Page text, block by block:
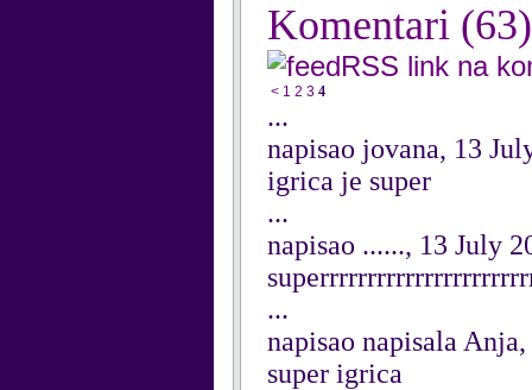
Komentari (63)
RSS link na
< 1 2 3 4
...
napisao jovana, 13
igrica je super
...
napisao ......, 13 July
...
napisao napisala
super igrica